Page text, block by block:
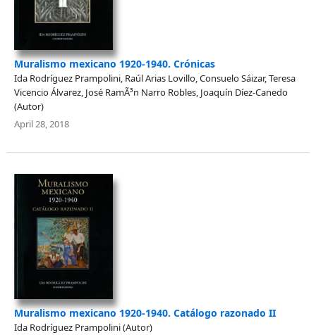
Muralismo mexicano 1920-1940. Crónicas
Ida Rodríguez Prampolini, Raúl Arias Lovillo, Consuelo Sáizar, Teresa
Vicencio Álvarez, José RamÃ³n Narro Robles, Joaquín Díez-Canedo
(Autor)
April 28, 2018
Muralismo mexicano 1920-1940. Catálogo razonado II
Ida Rodríguez Prampolini (Autor)